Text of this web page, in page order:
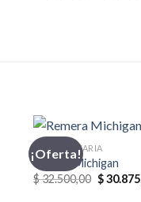
¡Oferta!
INDUMENTARIA
Remera Michigan
$32.500,00 El
precio
$